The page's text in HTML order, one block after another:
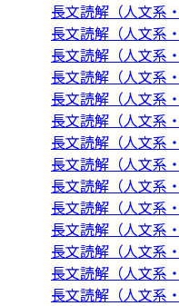
長文読解（人文系
長文読解（人文系
長文読解（人文系
長文読解（人文系
長文読解（人文系
長文読解（人文系
長文読解（人文系
長文読解（人文系
長文読解（人文系
長文読解（人文系
長文読解（人文系
長文読解（人文系
長文読解（人文系
長文読解（人文系